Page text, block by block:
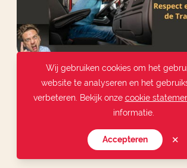
Respect en Intimidatie in de
Maandag 9 december 2024
Wij gebruiken cookies om het
website te analyseren en het
verbeteren. Bekijk onze cookie
informatie.
Accepteren ✕